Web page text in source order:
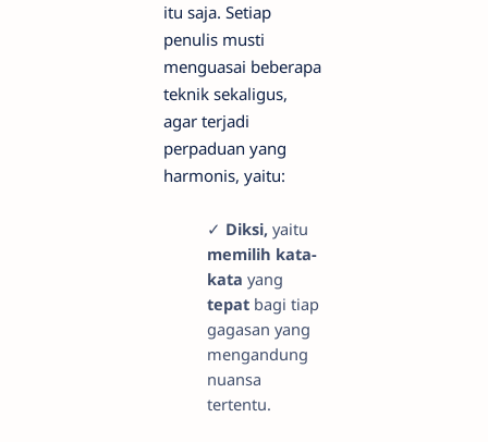
itu saja. Setiap
penulis musti
menguasai beberapa
teknik sekaligus,
agar terjadi
perpaduan yang
harmonis, yaitu:
✓ Diksi, yaitu
memilih kata-
kata yang
tepat bagi tiap
gagasan yang
mengandung
nuansa
tertentu.